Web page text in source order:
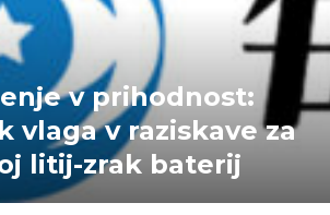
v prihodnost:
vlaga v raziskave za
litij-zrak baterij